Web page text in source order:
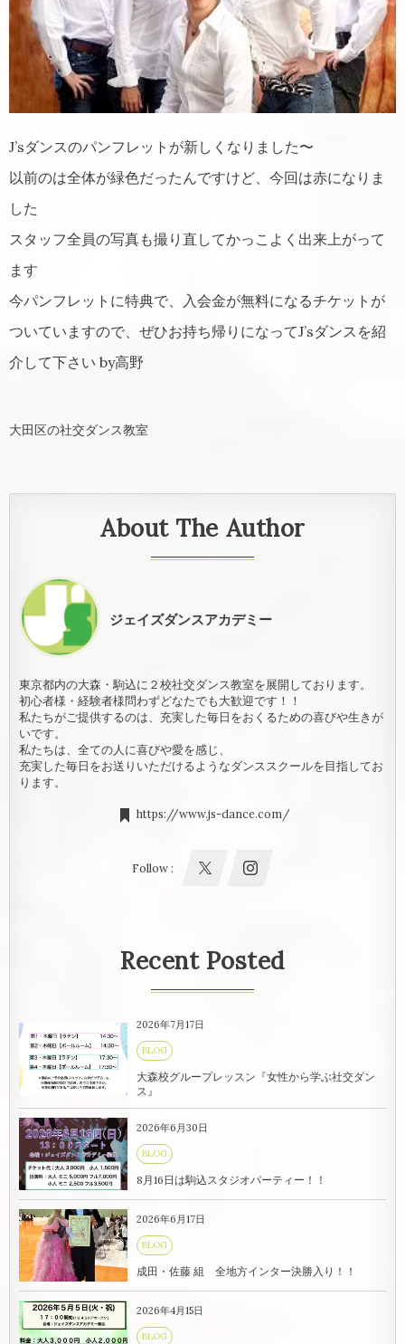
J’sダンスのパンフレットが新しくなりました〜
以前のは全体が緑色だったんですけど、今回は赤になりま
した
スタッフ全員の写真も撮り直してかっこよく出来上がって
ます
今パンフレットに特典で、入会金が無料になるチケットが
ついていますので、ぜひお持ち帰りになってJ’sダンスを紹
介して下さい by高野
大田区の社交ダンス教室
About The Author
ジェイズダンスアカデミー
東京都内の大森・駒込に２校社交ダンス教室を展開しております。
初心者様・経験者様問わずどなたでも大歓迎です！！
私たちがご提供するのは、充実した毎日をおくるための喜びや生きが
いです。
私たちは、全ての人に喜びや愛を感じ、
充実した毎日をお送りいただけるようなダンススクールを目指してお
ります。
https://www.js-dance.com/
Follow :
Recent Posted
2026年7月17日
BLOG
大森校グループレッスン『女性から学ぶ社交ダン
ス』
2026年6月30日
BLOG
8月16日は駒込スタジオパーティー！！
2026年6月17日
BLOG
成田・佐藤 組 全地方インター決勝入り！！
2026年4月15日
BLOG